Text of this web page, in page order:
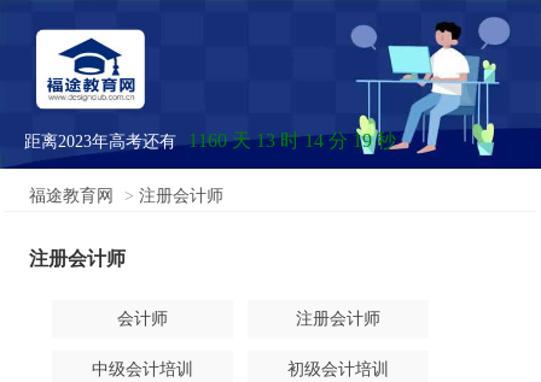
距离2023年高考还有 1160 天 13 时 14 分 19 秒
福途教育网 >注册会计师
注册会计师
会计师 注册会计师
中级会计培训 初级会计培训